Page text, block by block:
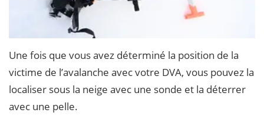
Une fois que vous avez déterminé la position de la
victime de l’avalanche avec votre DVA, vous pouvez la
localiser sous la neige avec une sonde et la déterrer
avec une pelle.